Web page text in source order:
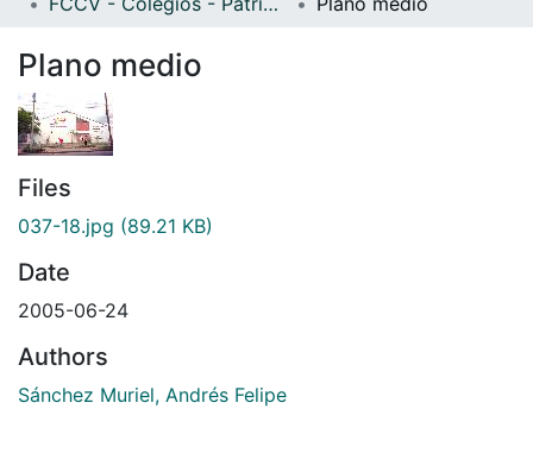
Plano medio
Files
037-18.jpg (89.21 KB)
Date
2005-06-24
Authors
Sánchez Muriel, Andrés Felipe